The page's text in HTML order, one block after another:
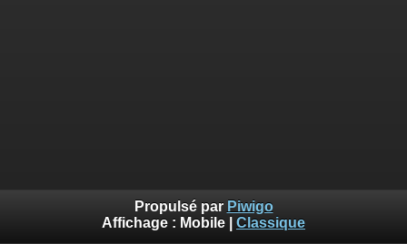
Propulsé par Piwigo
Affichage : Mobile Classique